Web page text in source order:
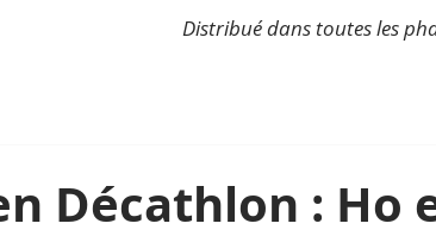
Distribué dans toutes les
Décathlon : Ho